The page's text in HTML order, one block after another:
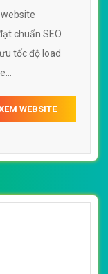
chuẩn SEO
tốc độ load
WEBSITE